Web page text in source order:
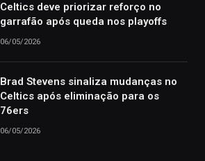
Celtics deve priorizar reforço no
garrafão após queda nos playoffs
06/05/2026
Brad Stevens sinaliza mudanças no
Celtics após eliminação para os
76ers
06/05/2026